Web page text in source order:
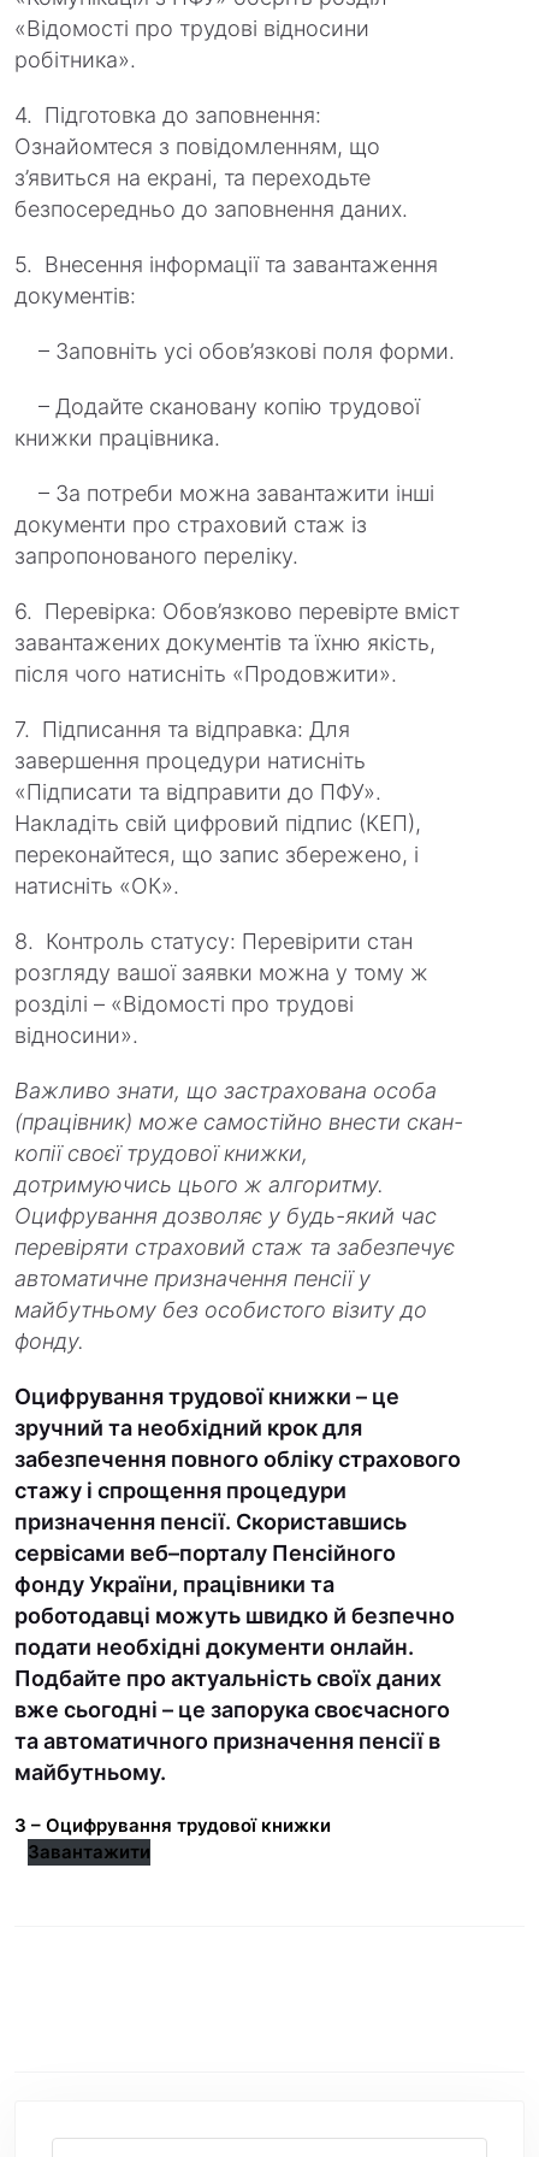
«Відомості про трудові відносини
робітника».
4. Підготовка до заповнення:
Ознайомтеся з повідомленням, що
з’явиться на екрані, та переходьте
безпосередньо до заповнення даних.
5. Внесення інформації та завантаження
документів:
– Заповніть усі обов’язкові поля форми.
– Додайте скановану копію трудової
книжки працівника.
– За потреби можна завантажити інші
документи про страховий стаж із
запропонованого переліку.
6. Перевірка: Обов’язково перевірте вміст
завантажених документів та їхню якість,
після чого натисніть «Продовжити».
7. Підписання та відправка: Для
завершення процедури натисніть
«Підписати та відправити до ПФУ».
Накладіть свій цифровий підпис (КЕП),
переконайтеся, що запис збережено, і
натисніть «ОК».
8. Контроль статусу: Перевірити стан
розгляду вашої заявки можна у тому ж
розділі – «Відомості про трудові
відносини».
Важливо знати, що застрахована особа
(працівник) може самостійно внести скан-
копії своєї трудової книжки,
дотримуючись цього ж алгоритму.
Оцифрування дозволяє у будь-який час
перевіряти страховий стаж та забезпечує
автоматичне призначення пенсії у
майбутньому без особистого візиту до
фонду.
Оцифрування трудової книжки – це
зручний та необхідний крок для
забезпечення повного обліку страхового
стажу і спрощення процедури
призначення пенсії. Скориставшись
сервісами веб–порталу Пенсійного
фонду України, працівники та
роботодавці можуть швидко й безпечно
подати необхідні документи онлайн.
Подбайте про актуальність своїх даних
вже сьогодні – це запорука своєчасного
та автоматичного призначення пенсії в
майбутньому.
3 – Оцифрування трудової книжки
Завантажити